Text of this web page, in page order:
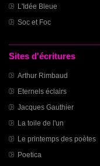
L'Idée Bleue
Soc et Foc
Sites d'écritures
Arthur Rimbaud
Eternels éclairs
Jacques Gauthier
La toile de l'un
Le printemps des poètes
Poetica